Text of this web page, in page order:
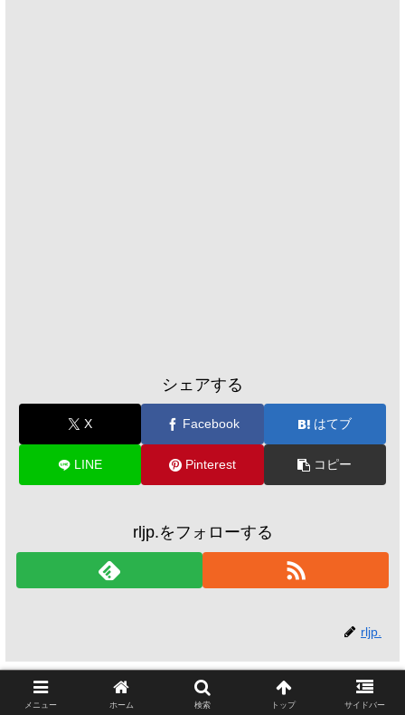
シェアする
X Facebook はてブ
LINE Pinterest コピー
rljp.をフォローする
rljp.
メニュー ホーム 検索 トップ サイドバー